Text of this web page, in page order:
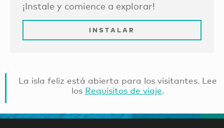
¡Instale y comience a explorar!
INSTALAR
La isla feliz está abierta para los visitantes. Lee
los Requisitos de viaje.